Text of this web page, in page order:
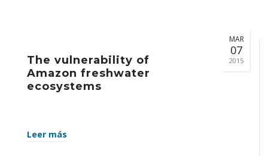
MAR
07
2015
The vulnerability of
Amazon freshwater
ecosystems
Leer más